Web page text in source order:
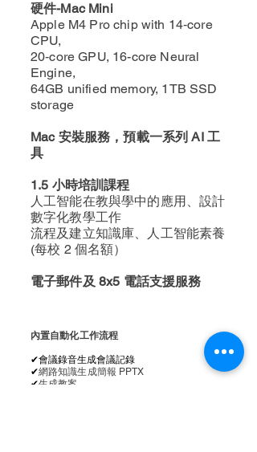
​硬件-Mac Mini
Apple M4 Pro chip with 14‑core
CPU,
20‑core GPU, 16-core Neural
Engine,
64GB unified memory, 1TB SSD
storage
Mac 安裝服務，預載一系列 AI 工
具
1.5 小時培訓課程
人工智能在教與學中的應用、設計
數字化教學工作
流程及建立知識庫、人工智能素養
(每校 2 個名額）
電子郵件及 8x5 電話支援服務
內置自動化工作流程
​✔會議錄音生成會議記錄
​✔網路知識生成簡報 PPTX
​✔生成教案